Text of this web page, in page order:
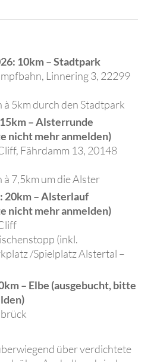
10km – Stadtpark
Linnering 3, 22299
à 5km durch den Stadtpark
– Alsterrunde
nicht mehr anmelden)
Fährdamm 13, 20148
à 7,5km um die Alster
20km – Alsterlauf
nicht mehr anmelden)
(inkl.
/Spielplatz Alstertal –
– Elbe (ausgebucht, bitte
über verdichtete